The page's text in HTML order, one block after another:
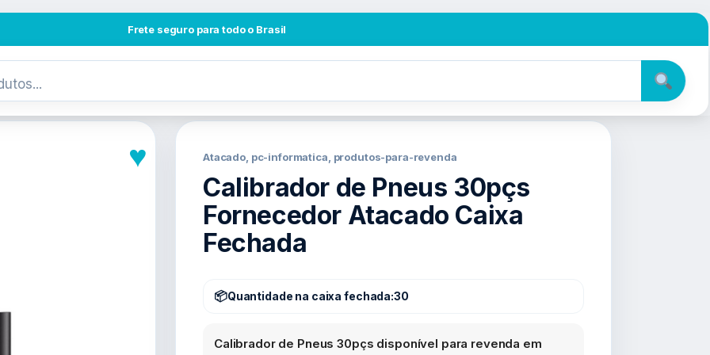
Frete seguro para todo o Brasil
♥ Atacado, pc-informatica, produtos-para-revenda
Calibrador de Pneus 30pçs
Fornecedor Atacado Caixa
Fechada
Quantidade na caixa fechada:30
Calibrador de Pneus 30pçs disponível para revenda em